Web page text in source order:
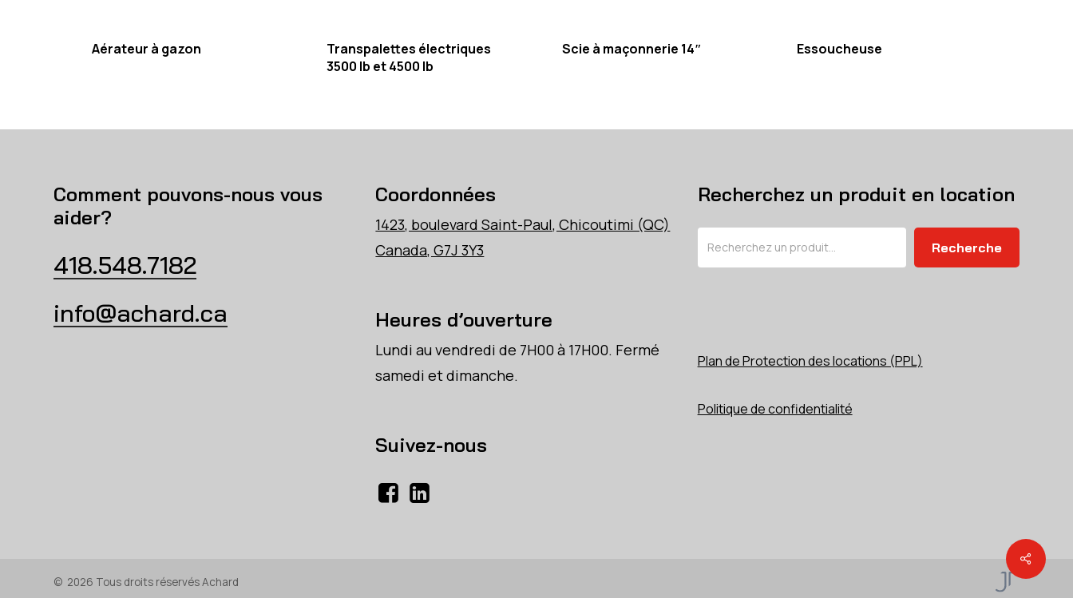
Aérateur à gazon
Transpalettes électriques
3500 lb et 4500 lb
Scie à maçonnerie 14″ Essoucheuse
Comment pouvons-nous vous
aider?
418.548.7182
info@achard.ca
Coordonnées
1423, boulevard Saint-Paul, Chicoutimi (QC)
Canada, G7J 3Y3
Heures d’ouverture
Lundi au vendredi de 7H00 à 17H00. Fermé
samedi et dimanche.
Suivez-nous
Recherchez un produit en location
Recherche
Plan de Protection des locations (PPL)
Politique de confidentialité
© 2026 Tous droits réservés Achard
Share